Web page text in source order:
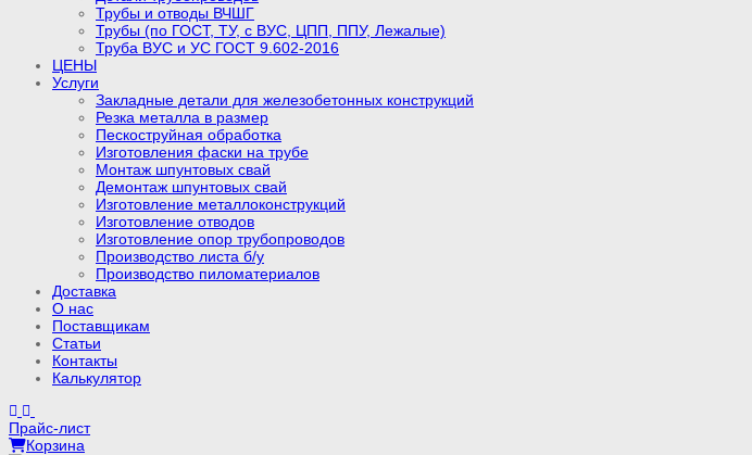
Трубы и отводы ВЧШГ
Трубы (по ГОСТ, ТУ, с ВУС, ЦПП, ППУ, Лежалые)
Труба ВУС и УС ГОСТ 9.602-2016
ЦЕНЫ
Услуги
Закладные детали для железобетонных конструкций
Резка металла в размер
Пескоструйная обработка
Изготовления фаски на трубе
Монтаж шпунтовых свай
Демонтаж шпунтовых свай
Изготовление металлоконструкций
Изготовление отводов
Изготовление опор трубопроводов
Производство листа б/у
Производство пиломатериалов
Доставка
О нас
Поставщикам
Статьи
Контакты
Калькулятор
Прайс-лист
Корзина